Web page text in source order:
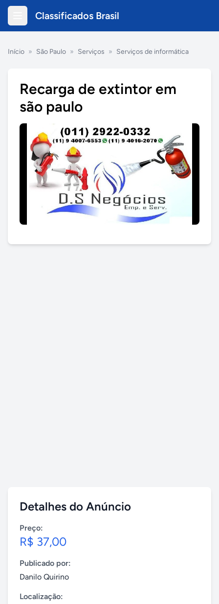
Classificados Brasil
Início » São Paulo » Serviços » Serviços de informática
Recarga de extintor em
são paulo
Detalhes do Anúncio
Preço:
R$ 37,00
Publicado por:
Danilo Quirino
Localização: